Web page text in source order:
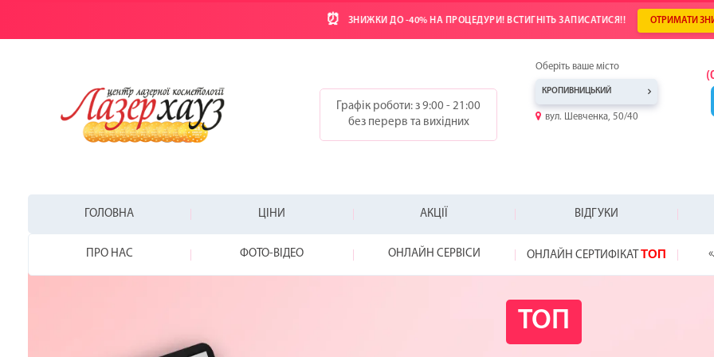
⏰ ЗНИЖКИ ДО -40% НА ПРОЦЕДУРИ! ВСТИГНІТЬ ЗАПИСАТИСЯ!! ОТРИМАТИ
Графік роботи: з 9:00 - 21:00
без перерв та вихідних
Оберіть ваше місто
КРОПИВНИЦЬКИЙ
вул. Шевченка, 50/40
ГОЛОВНА ЦІНИ АКЦІЇ ВІДГУКИ
ПРО НАС ФОТО-ВІДЕО ОНЛАЙН СЕРВІСИ ОНЛАЙН СЕРТИФІКАТ ТОП
WOW!
ТОП
NEW!ВІДЧУЙТЕ
-20%
НЕ ЗНАЄТЕ, ЯКУ
КРАПЕЛЬНИЦЯ
-20%ВІДКРИЙ СВІЙ
ПОДАРУНОК
-25%
ВИ БЕРЕЖЕТЕ